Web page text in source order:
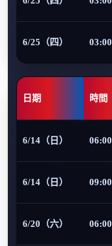
6/25（四） 03:00
日期 時間
6/14（日） 06:00
6/14（日） 09:00
6/20（六） 06:00